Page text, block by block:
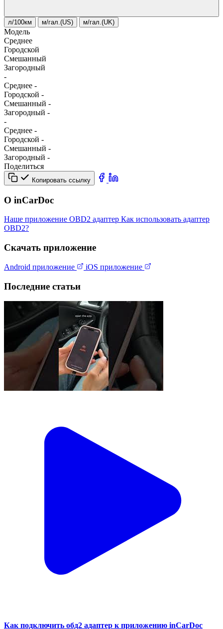
л/100км м/гал.(US) м/гал.(UK)
Модель
Среднее
Городской
Смешанный
Загородный
-
Среднее -
Городской -
Смешанный -
Загородный -
-
Среднее -
Городской -
Смешанный -
Загородный -
Поделиться
Копировать ссылку
О inCarDoc
Наше приложение OBD2 адаптер Как использовать адаптер
OBD2?
Скачать приложение
Android приложение iOS приложение
Последние статьи
Как подключить обд2 адаптер к приложению inCarDoc